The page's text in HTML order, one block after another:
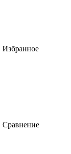
Избранное
Сравнение